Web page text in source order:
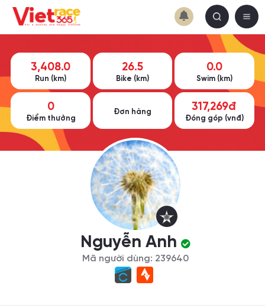
3,408.0
Run (km)
26.5
Bike (km)
0.0
Swim (km)
0
Điểm thưởng
Đơn hàng 317,269đ
Đóng góp (vnđ)
Nguyễn Anh
Mã người dùng: 239640